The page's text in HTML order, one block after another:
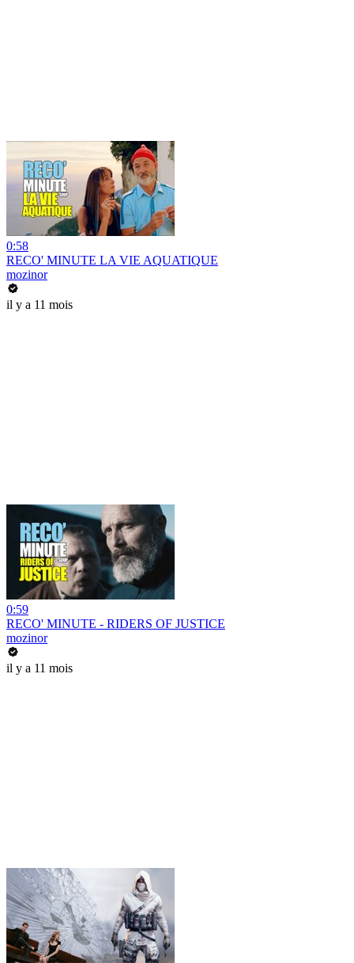
0:58
RECO' MINUTE LA VIE AQUATIQUE
mozinor
il y a 11 mois
0:59
RECO' MINUTE - RIDERS OF JUSTICE
mozinor
il y a 11 mois